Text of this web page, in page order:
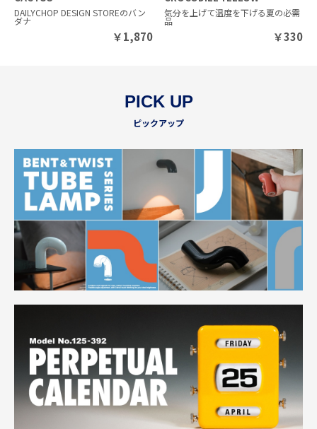
DAILYCHOP DESIGN STOREのバン
ダナ
￥1,870
気分を上げて温度を下げる夏の必需
品
￥330
PICK UP
ピックアップ